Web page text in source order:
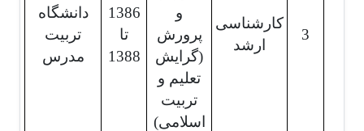
3
کارشناسی
ارشد
و
پرورش
(گرایش
تعلیم و
تربیت
اسلامی)
1386
تا
1388
دانشگاه
تربیت
مدرس